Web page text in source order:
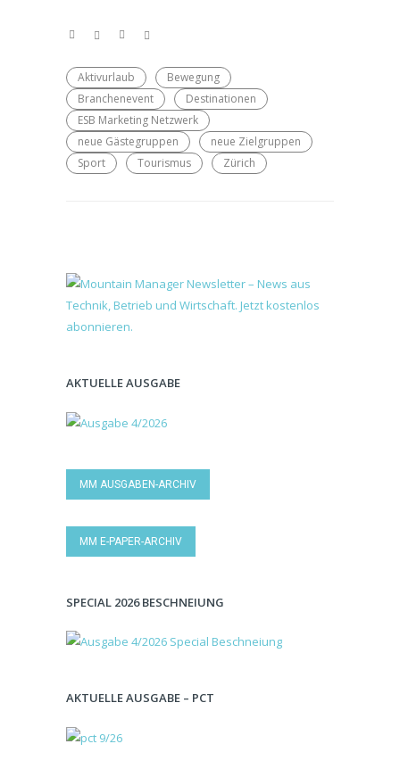
Aktivurlaub
Bewegung
Branchenevent
Destinationen
ESB Marketing Netzwerk
neue Gästegruppen
neue Zielgruppen
Sport
Tourismus Zürich
AKTUELLE AUSGABE
MM AUSGABEN-ARCHIV
MM E-PAPER-ARCHIV
SPECIAL 2026 BESCHNEIUNG
AKTUELLE AUSGABE – PCT